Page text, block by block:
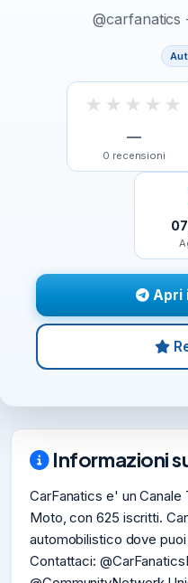
@carfanatics
★ ★ ★ ★ ★
—
0 recensioni
Apri
Informazioni
CarFanatics e' un
Moto, con 625 iscritti.
automobilistico dove
Contattaci: